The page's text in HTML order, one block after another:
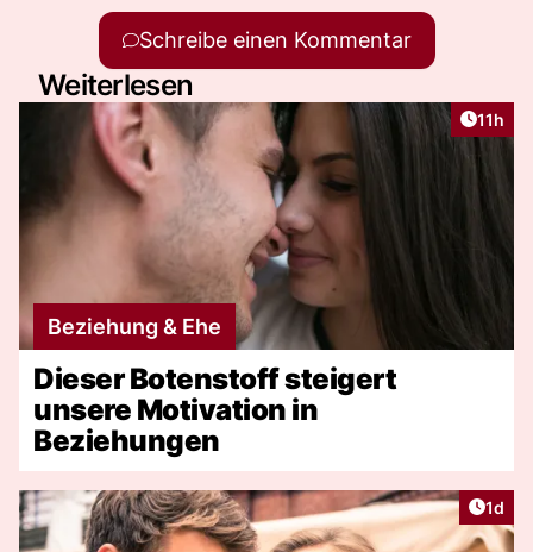
Schreibe einen Kommentar
Weiterlesen
11h
Beziehung & Ehe
Dieser Botenstoff steigert
unsere Motivation in
Beziehungen
1d